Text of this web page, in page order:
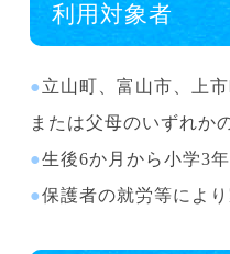
利用対象者
●立山町、富山市、上
または父母のいずれか
●生後6か月から小学3
●保護者の就労等によ